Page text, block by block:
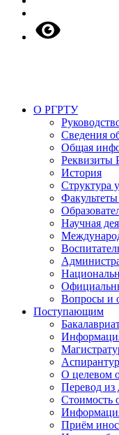
О РГРТУ
Сведения
Общая
Реквизиты
История
Структура
Научная
Вопросы и
Поступающим
О целевом
Перевод из
Стоимость
Приём